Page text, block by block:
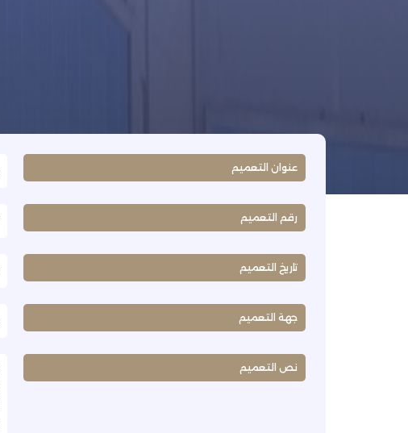
عنوان التعميم
رقم التعميم
تاريخ التعميم
جهة التعميم
نص التعميم